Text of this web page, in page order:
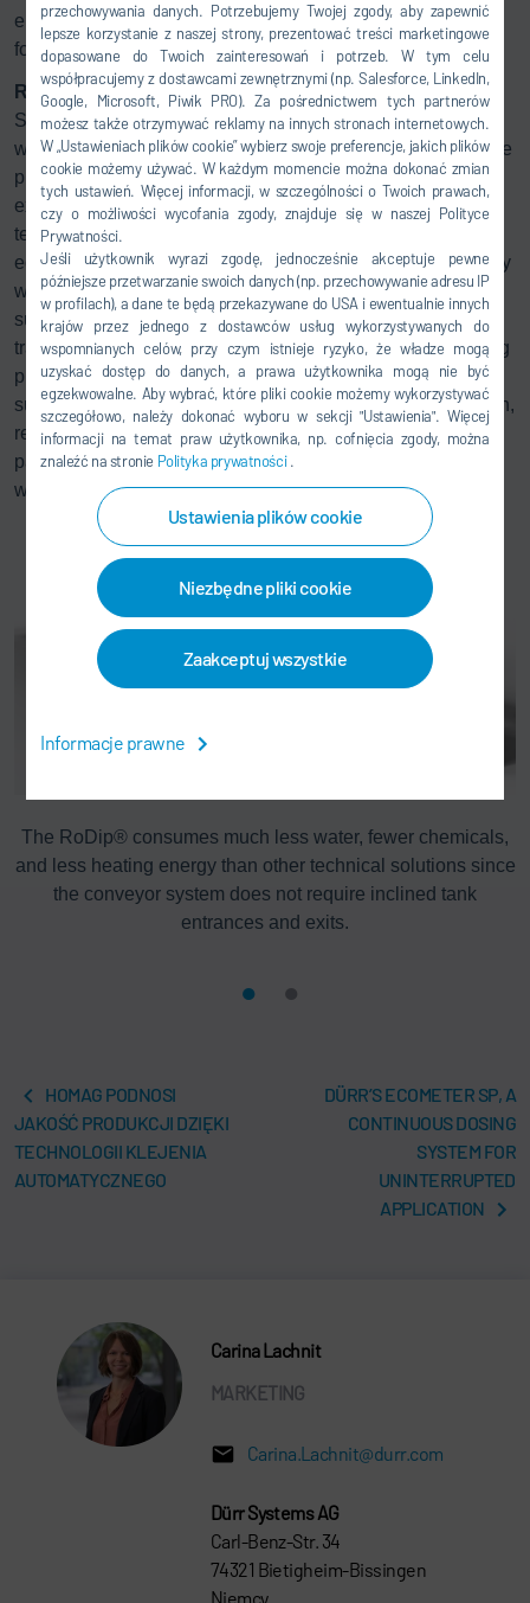
przechowywania danych. Potrzebujemy Twojej zgody, aby zapewnić
lepsze korzystanie z naszej strony, prezentować treści marketingowe
dopasowane do Twoich zainteresowań i potrzeb. W tym celu
współpracujemy z dostawcami zewnętrznymi (np. Salesforce, LinkedIn,
Google, Microsoft, Piwik PRO). Za pośrednictwem tych partnerów
możesz także otrzymywać reklamy na innych stronach internetowych.
W „Ustawieniach plików cookie” wybierz swoje preferencje, jakich plików
cookie możemy używać. W każdym momencie można dokonać zmian
tych ustawień. Więcej informacji, w szczególności o Twoich prawach,
czy o możliwości wycofania zgody, znajduje się w naszej Polityce
Prywatności.
Jeśli użytkownik wyrazi zgodę, jednocześnie akceptuje pewne
późniejsze przetwarzanie swoich danych (np. przechowywanie adresu IP
w profilach), a dane te będą przekazywane do USA i ewentualnie innych
krajów przez jednego z dostawców usług wykorzystywanych do
wspomnianych celów, przy czym istnieje ryzyko, że władze mogą
uzyskać dostęp do danych, a prawa użytkownika mogą nie być
egzekwowalne. Aby wybrać, które pliki cookie możemy wykorzystywać
szczegółowo, należy dokonać wyboru w sekcji "Ustawienia". Więcej
informacji na temat praw użytkownika, np. cofnięcia zgody, można
znaleźć na stronie Polityka prywatności.
Ustawienia plików cookie
Niezbędne pliki cookie
Zaakceptuj wszystkie
Informacje prawne
emissions by 40 percent, significantly reducing the carbon
footprint.
Repurposing for optimum resource use
Stellantis is also enhancing efficiency by adopting wet-on-
wet technology, saving both time and energy. The extensive
process, which includes two-tone painting across three
exterior painting stations, utilizes robots and application
technology from existing Italian plants. These robots are
equipped withEcoBell2 applicators to integrate seamlessly
with existing equipment. In addition, technical equipment,
such as air supply units, heaters, and conveyors, are being
transported from Europe to Morocco for reuse. Repurposing
production technology purposed from other plants is a
sustainable approach that maximizes resources. In addition,
repurposing is a suitable building block for constructing a
paint shop within challenging time and cost constraints, all
without compromising coating quality and performance.
The RoDip® consumes much less water, fewer chemicals,
and less heating energy than other technical solutions since
the conveyor system does not require inclined tank
entrances and exits.
HOMAG PODNOSI
JAKOŚĆ PRODUKCJI DZIĘKI
TECHNOLOGII KLEJENIA
AUTOMATYCZNEGO
DÜRR’S ECOMETER SP, A
CONTINUOUS DOSING
SYSTEM FOR
UNINTERRUPTED
APPLICATION
Carina Lachnit
MARKETING
Carina.Lachnit@durr.com
Dürr Systems AG
Carl-Benz-Str. 34
74321 Bietigheim-Bissingen
Niemcy